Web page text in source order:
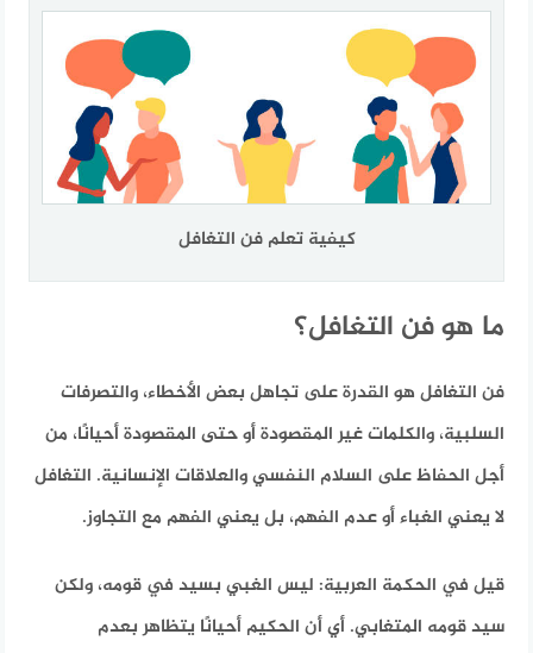
كيفية تعلم فن التغافل
ما هو فن التغافل؟
فن التغافل هو القدرة على تجاهل بعض الأخطاء، والتصرفات
السلبية، والكلمات غير المقصودة أو حتى المقصودة أحيانًا، من
أجل الحفاظ على السلام النفسي والعلاقات الإنسانية. التغافل
لا يعني الغباء أو عدم الفهم، بل يعني الفهم مع التجاوز.
قيل في الحكمة العربية: ليس الغبي بسيد في قومه، ولكن
سيد قومه المتغابي. أي أن الحكيم أحيانًا يتظاهر بعدم